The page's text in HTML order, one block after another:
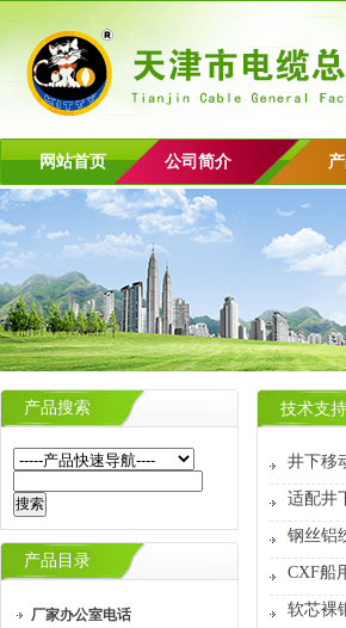
网站首页 公司简介
产品搜索
产品目录
厂家办公室电话
技术支持
井下移
适配井
钢丝铝
CXF船
软芯裸